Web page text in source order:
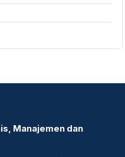
Manajemen dan